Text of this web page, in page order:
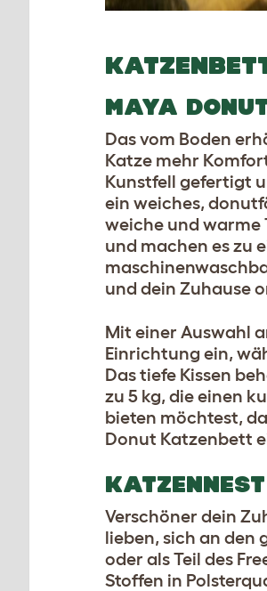
MAYA
Das vom Boden
Katze mehr
Kunstfell gefertigt
ein weiches,
weiche und warme
und machen es zu
und dein Zuhause
Mit einer Auswahl
Einrichtung ein,
Das tiefe Kissen
zu 5 kg, die einen
bieten möchtest,
Donut Katzenbett
KATZENNEST
Verschöner dein
lieben, sich an den
oder als Teil des
Stoffen in